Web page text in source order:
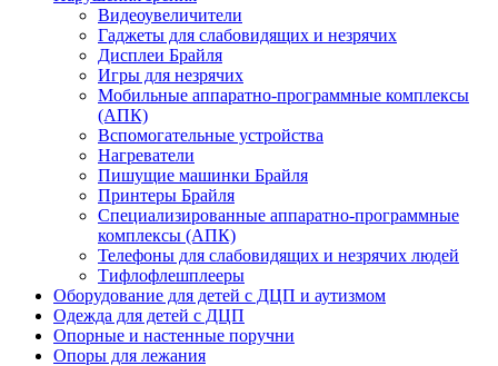
Видеоувеличители
Гаджеты для слабовидящих и незрячих
Дисплеи Брайля
Игры для незрячих
Мобильные аппаратно-программные комплексы
(АПК)
Вспомогательные устройства
Нагреватели
Пишущие машинки Брайля
Принтеры Брайля
Специализированные аппаратно-программные
комплексы (АПК)
Телефоны для слабовидящих и незрячих людей
Тифлофлешплееры
Оборудование для детей с ДЦП и аутизмом
Одежда для детей с ДЦП
Опорные и настенные поручни
Опоры для лежания